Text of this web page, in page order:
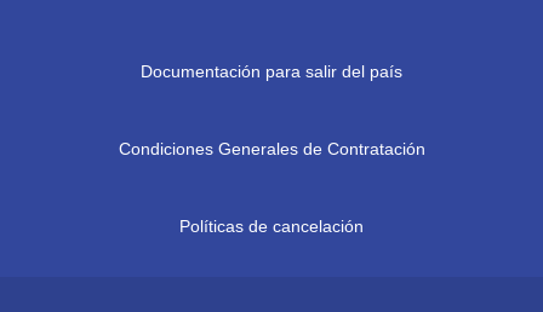
Documentación para salir del país
Condiciones Generales de Contratación
Políticas de cancelación